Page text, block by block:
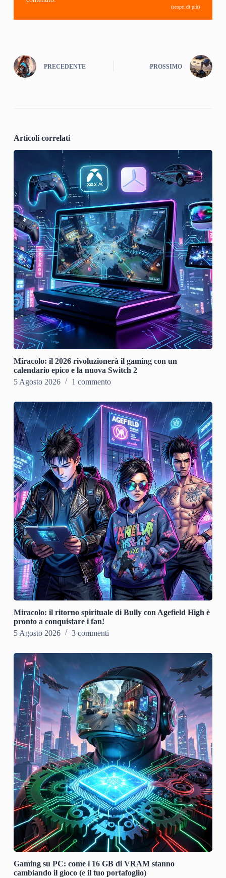
(scopri di più)
PRECEDENTE PROSSIMO
Articoli correlati
Miracolo: il 2026 rivoluzionerà il gaming con un
calendario epico e la nuova Switch 2
5 Agosto 2026
1 commento
Miracolo: il ritorno spirituale di Bully con Agefield High è
pronto a conquistare i fan!
5 Agosto 2026
3 commenti
Gaming su PC: come i 16 GB di VRAM stanno
cambiando il gioco (e il tuo portafoglio)